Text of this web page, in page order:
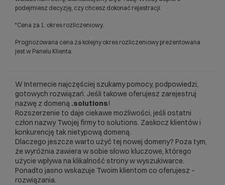
podejmiesz decyzję, czy chcesz dokonać rejestracji.
*Cena za 1. okres rozliczeniowy.
Prognozowana cena za kolejny okres rozliczeniowy prezentowana
jest w Panelu Klienta.
W Internecie najczęściej szukamy pomocy, podpowiedzi,
gotowych rozwiązań. Jeśli takowe oferujesz zarejestruj
nazwę z domeną .solutions!
Rozszerzenie to daje ciekawe możliwości, jeśli ostatni
człon nazwy Twojej firmy to solutions. Zaskocz klientów i
konkurencję tak nietypową domeną.
Dlaczego jeszcze warto użyć tej nowej domeny? Poza tym,
że wyróżnia zawiera w sobie słowo kluczowe, którego
użycie wpływa na klikalność strony w wyszukiwarce.
Ponadto jasno wskazuje Twoim klientom co oferujesz –
rozwiązania.